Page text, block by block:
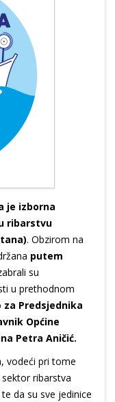
je izborna
ribarstvu
. Obzirom na
putem
su
u prethodnom
za Predsjednika
Općine
Petra Aničić.
vodeći pri tome
ribarstva
da su sve jedinice